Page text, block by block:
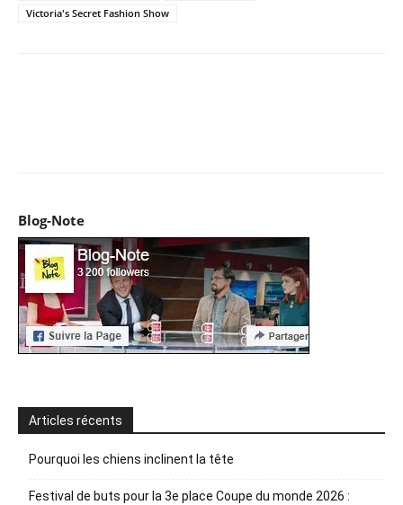
Victoria's Secret Fashion Show
Blog-Note
Articles récents
Pourquoi les chiens inclinent la tête
Festival de buts pour la 3e place Coupe du monde 2026 :